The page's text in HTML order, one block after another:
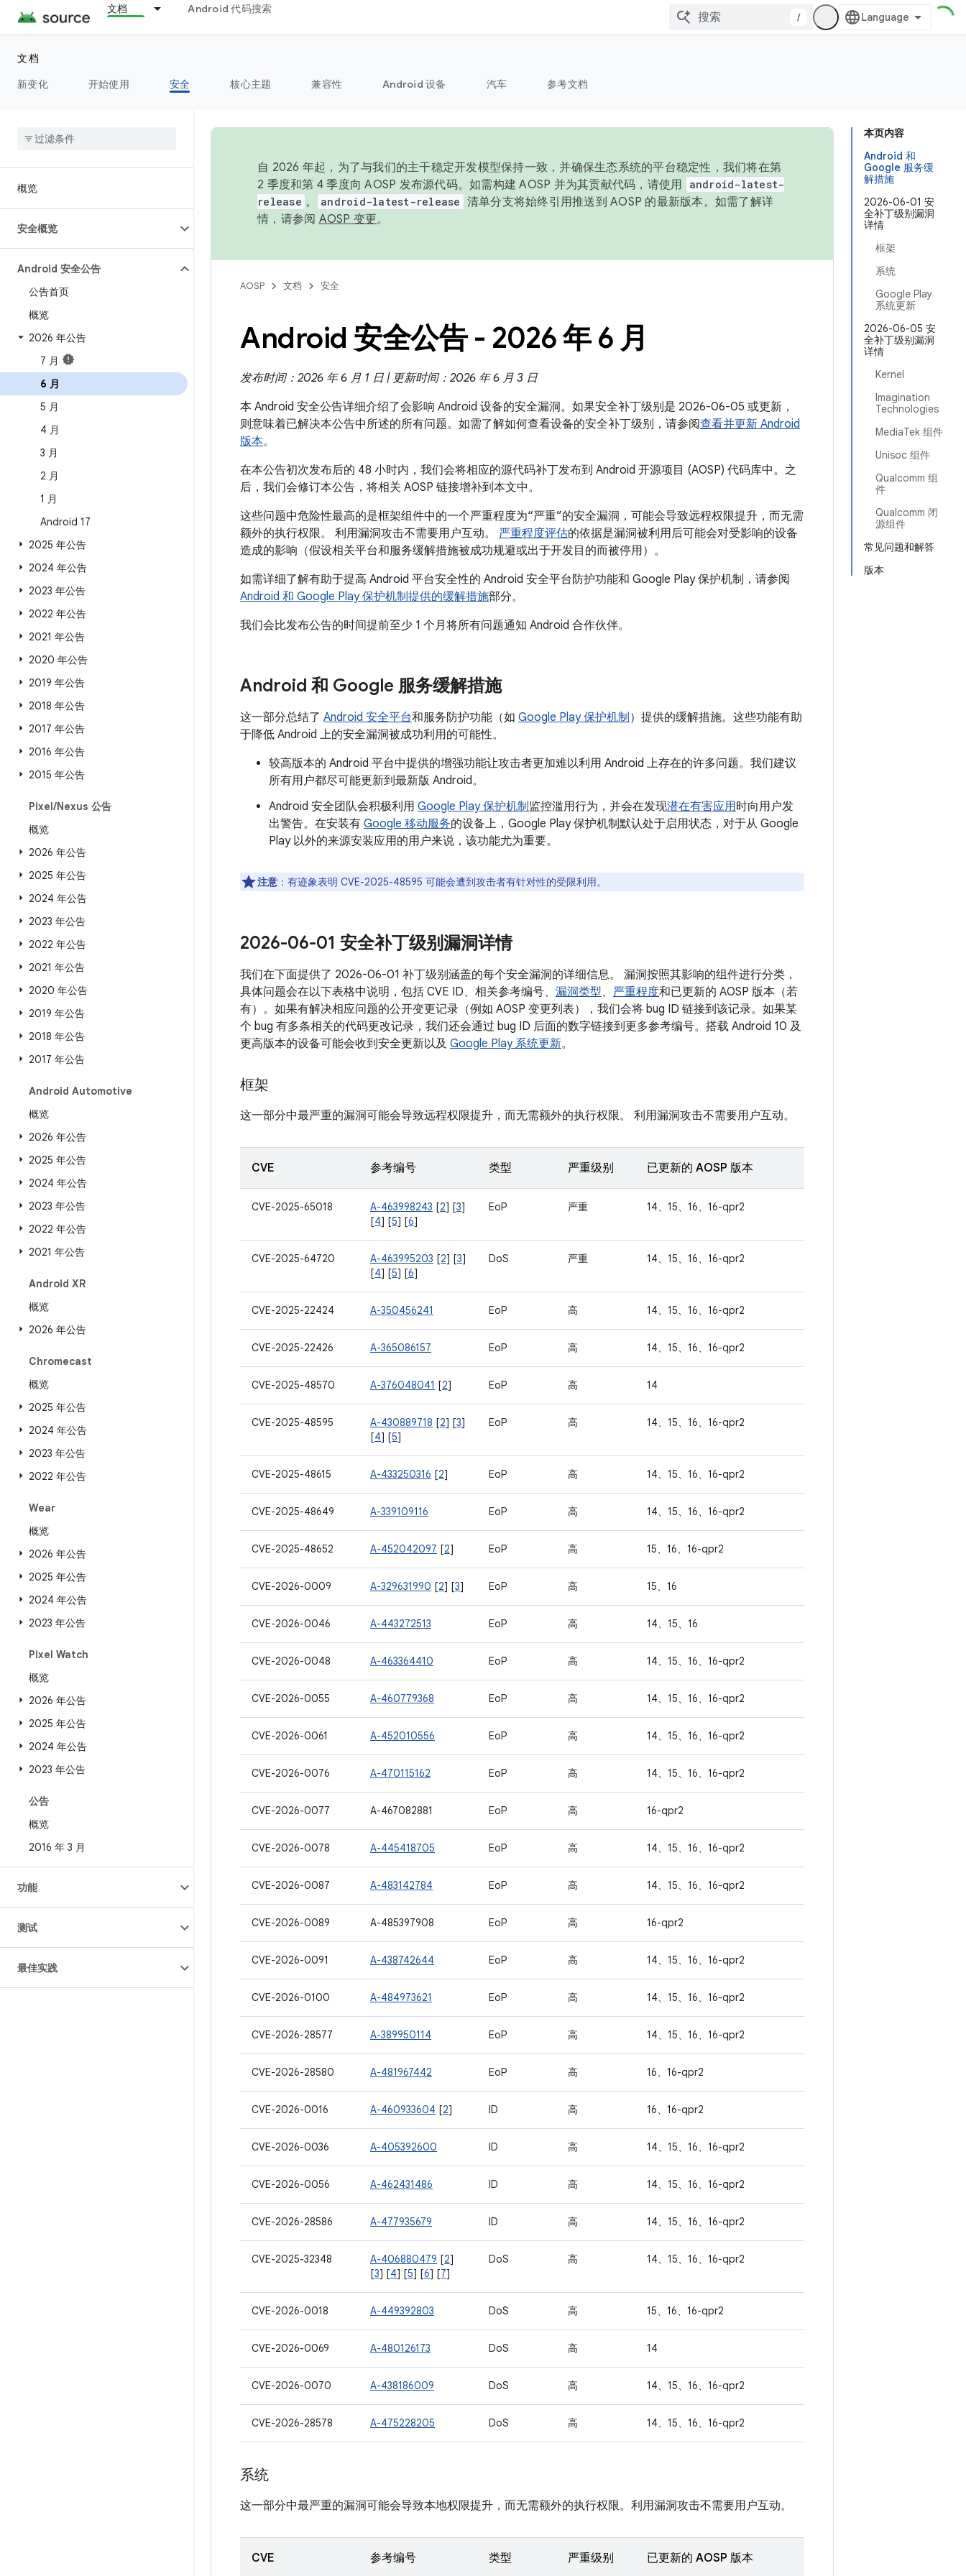
文档 Android 代码搜索
/
文档
新变化
开始使用 安全 核心主题 兼容性 Android 设备 汽车 参考文档
概览
安全概览
Android 安全公告
公告首页
概览
2026 年公告
7 月
6 月
5 月
4 月
3 月
2 月
1 月
Android 17
2025 年公告
2024 年公告
2023 年公告
2022 年公告
2021 年公告
2020 年公告
2019 年公告
2018 年公告
2017 年公告
2016 年公告
2015 年公告
Pixel/Nexus 公告
概览
2026 年公告
2025 年公告
2024 年公告
2023 年公告
2022 年公告
2021 年公告
2020 年公告
2019 年公告
2018 年公告
2017 年公告
Android Automotive
概览
2026 年公告
2025 年公告
2024 年公告
2023 年公告
2022 年公告
2021 年公告
Android XR
概览
2026 年公告
Chromecast
概览
2025 年公告
2024 年公告
2023 年公告
2022 年公告
Wear
概览
2026 年公告
2025 年公告
2024 年公告
2023 年公告
Pixel Watch
概览
2026 年公告
2025 年公告
2024 年公告
2023 年公告
公告
概览
2016 年 3 月
功能
测试
最佳实践
本页内容
Android 和
Google 服务缓
解措施
2026-06-01 安
全补丁级别漏洞
详情
框架
系统
Google Play
系统更新
2026-06-05 安
全补丁级别漏洞
详情
Kernel
Imagination
Technologies
MediaTek 组件
Unisoc 组件
Qualcomm 组
件
Qualcomm 闭
源组件
常见问题和解答
版本
自 2026 年起，为了与我们的主干稳定开发模型保持一致，并确保生态系统的平台稳定性，我们将在第
2 季度和第 4 季度向 AOSP 发布源代码。如需构建 AOSP 并为其贡献代码，请使用
android-latest-
release 。 android-latest-release 清单分支将始终引用推送到 AOSP 的最新版本。如需了解详
情，请参阅 AOSP 变更。
AOSP 文档 安全
Android 安全公告 - 2026 年 6 月
发布时间：2026 年 6 月 1 日 | 更新时间：2026 年 6 月 3 日
本 Android 安全公告详细介绍了会影响 Android 设备的安全漏洞。如果安全补丁级别是 2026-06-05 或更新，
则意味着已解决本公告中所述的所有问题。如需了解如何查看设备的安全补丁级别，请参阅查看并更新 Android
版本。
在本公告初次发布后的 48 小时内，我们会将相应的源代码补丁发布到 Android 开源项目 (AOSP) 代码库中。之
后，我们会修订本公告，将相关 AOSP 链接增补到本文中。
这些问题中危险性最高的是框架组件中的一个严重程度为“严重”的安全漏洞，可能会导致远程权限提升，而无需
额外的执行权限。 利用漏洞攻击不需要用户互动。 严重程度评估的依据是漏洞被利用后可能会对受影响的设备
造成的影响（假设相关平台和服务缓解措施被成功规避或出于开发目的而被停用）。
如需详细了解有助于提高 Android 平台安全性的 Android 安全平台防护功能和 Google Play 保护机制，请参阅
Android 和 Google Play 保护机制提供的缓解措施部分。
我们会比发布公告的时间提前至少 1 个月将所有问题通知 Android 合作伙伴。
Android 和 Google 服务缓解措施
这一部分总结了 Android 安全平台和服务防护功能（如 Google Play 保护机制 ）提供的缓解措施。这些功能有助
于降低 Android 上的安全漏洞被成功利用的可能性。
较高版本的 Android 平台中提供的增强功能让攻击者更加难以利用 Android 上存在的许多问题。我们建议
所有用户都尽可能更新到最新版 Android。
Android 安全团队会积极利用 Google Play 保护机制监控滥用行为，并会在发现潜在有害应用时向用户发
出警告。在安装有 Google 移动服务的设备上，Google Play 保护机制默认处于启用状态，对于从 Google
Play 以外的来源安装应用的用户来说，该功能尤为重要。
注意 ：有迹象表明 CVE-2025-48595 可能会遭到攻击者有针对性的受限利用。
2026-06-01 安全补丁级别漏洞详情
我们在下面提供了 2026-06-01 补丁级别涵盖的每个安全漏洞的详细信息。 漏洞按照其影响的组件进行分类，
具体问题会在以下表格中说明，包括 CVE ID、相关参考编号、 漏洞类型、 严重程度和已更新的 AOSP 版本（若
有）。如果有解决相应问题的公开变更记录（例如 AOSP 变更列表），我们会将 bug ID 链接到该记录。如果某
个 bug 有多条相关的代码更改记录，我们还会通过 bug ID 后面的数字链接到更多参考编号。搭载 Android 10 及
更高版本的设备可能会收到安全更新以及 Google Play 系统更新。
框架
这一部分中最严重的漏洞可能会导致远程权限提升，而无需额外的执行权限。 利用漏洞攻击不需要用户互动。
CVE 参考编号 类型 严重级别 已更新的 AOSP 版本
CVE-2025-65018 A-463998243 [2] [3]
[4] [5] [6]
EoP 严重 14、15、16、16-qpr2
CVE-2025-64720 A-463995203 [2] [3]
[4] [5] [6]
DoS 严重 14、15、16、16-qpr2
CVE-2025-22424 A-350456241 EoP 高 14、15、16、16-qpr2
CVE-2025-22426 A-365086157 EoP 高 14、15、16、16-qpr2
CVE-2025-48570 A-376048041 [2] EoP 高 14
CVE-2025-48595 A-430889718 [2] [3]
[4] [5]
EoP 高 14、15、16、16-qpr2
CVE-2025-48615 A-433250316 [2] EoP 高 14、15、16、16-qpr2
CVE-2025-48649 A-339109116 EoP 高 14、15、16、16-qpr2
CVE-2025-48652 A-452042097 [2] EoP 高 15、16、16-qpr2
CVE-2026-0009 A-329631990 [2] [3] EoP 高 15、16
CVE-2026-0046 A-443272513 EoP 高 14、15、16
CVE-2026-0048 A-463364410 EoP 高 14、15、16、16-qpr2
CVE-2026-0055 A-460779368 EoP 高 14、15、16、16-qpr2
CVE-2026-0061 A-452010556 EoP 高 14、15、16、16-qpr2
CVE-2026-0076 A-470115162 EoP 高 14、15、16、16-qpr2
CVE-2026-0077 A-467082881 EoP 高 16-qpr2
CVE-2026-0078 A-445418705 EoP 高 14、15、16、16-qpr2
CVE-2026-0087 A-483142784 EoP 高 14、15、16、16-qpr2
CVE-2026-0089 A-485397908 EoP 高 16-qpr2
CVE-2026-0091 A-438742644 EoP 高 14、15、16、16-qpr2
CVE-2026-0100 A-484973621 EoP 高 14、15、16、16-qpr2
CVE-2026-28577 A-389950114 EoP 高 14、15、16、16-qpr2
CVE-2026-28580 A-481967442 EoP 高 16、16-qpr2
CVE-2026-0016 A-460933604 [2] ID 高 16、16-qpr2
CVE-2026-0036 A-405392600 ID 高 14、15、16、16-qpr2
CVE-2026-0056 A-462431486 ID 高 14、15、16、16-qpr2
CVE-2026-28586 A-477935679 ID 高 14、15、16、16-qpr2
CVE-2025-32348 A-406880479 [2]
[3] [4] [5] [6] [7]
DoS 高 14、15、16、16-qpr2
CVE-2026-0018 A-449392803 DoS 高 15、16、16-qpr2
CVE-2026-0069 A-480126173 DoS 高 14
CVE-2026-0070 A-438186009 DoS 高 14、15、16、16-qpr2
CVE-2026-28578 A-475228205 DoS 高 14、15、16、16-qpr2
系统
这一部分中最严重的漏洞可能会导致本地权限提升，而无需额外的执行权限。利用漏洞攻击不需要用户互动。
CVE 参考编号 类型 严重级别 已更新的 AOSP 版本